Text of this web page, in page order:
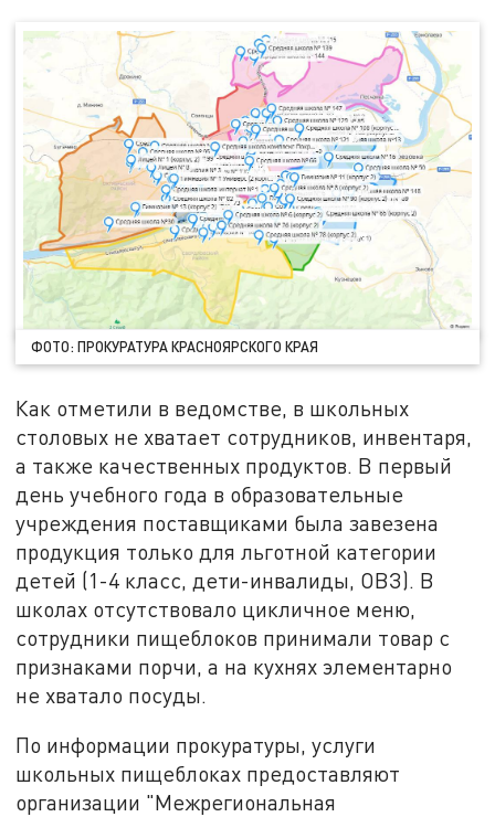
ФОТО: ПРОКУРАТУРА КРАСНОЯРСКОГО КРАЯ
Как отметили в ведомстве, в школьных
столовых не хватает сотрудников, инвентаря,
а также качественных продуктов. В первый
день учебного года в образовательные
учреждения поставщиками была завезена
продукция только для льготной категории
детей (1-4 класс, дети-инвалиды, ОВЗ). В
школах отсутствовало цикличное меню,
сотрудники пищеблоков принимали товар с
признаками порчи, а на кухнях элементарно
не хватало посуды.
По информации прокуратуры, услуги
школьных пищеблоках предоставляют
организации "Межрегиональная